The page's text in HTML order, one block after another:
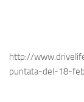
http://
puntata-del-18-